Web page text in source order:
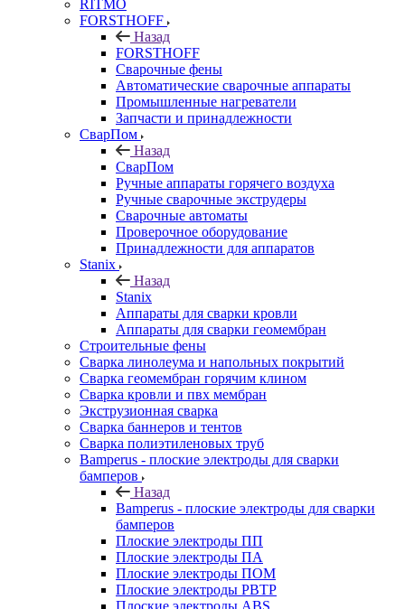
RITMO
FORSTHOFF
Назад
FORSTHOFF
Сварочные фены
Автоматические сварочные аппараты
Промышленные нагреватели
Запчасти и принадлежности
СварПом
Назад
СварПом
Ручные аппараты горячего воздуха
Ручные сварочные экструдеры
Сварочные автоматы
Проверочное оборудование
Принадлежности для аппаратов
Stanix
Назад
Stanix
Аппараты для сварки кровли
Аппараты для сварки геомембран
Строительные фены
Сварка линолеума и напольных покрытий
Сварка геомембран горячим клином
Сварка кровли и пвх мембран
Экструзионная сварка
Сварка баннеров и тентов
Сварка полиэтиленовых труб
Bamperus - плоские электроды для сварки
бамперов
Назад
Bamperus - плоские электроды для сварки
бамперов
Плоские электроды ПП
Плоские электроды ПА
Плоские электроды ПОМ
Плоские электроды РВТР
Плоские электроды ABS